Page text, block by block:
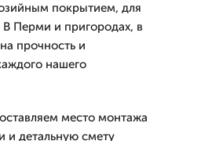
покрытием, для
Перми и пригородах, в
прочность и
нашего
место монтажа
и детальную смету